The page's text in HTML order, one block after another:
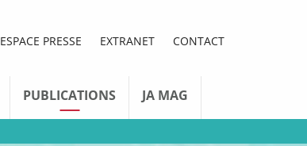
ESPACE PRESSE EXTRANET CONTACT
PUBLICATIONS JA MAG